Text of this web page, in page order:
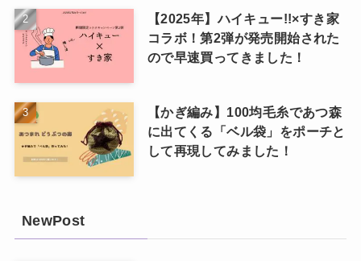
【2025年】ハイキュー!!×すき家
コラボ！第2弾が発売開始された
ので早速買ってきました！
【かぎ編み】100均毛糸であつ森
に出てくる「ベル袋」をポーチと
して再現してみました！
NewPost